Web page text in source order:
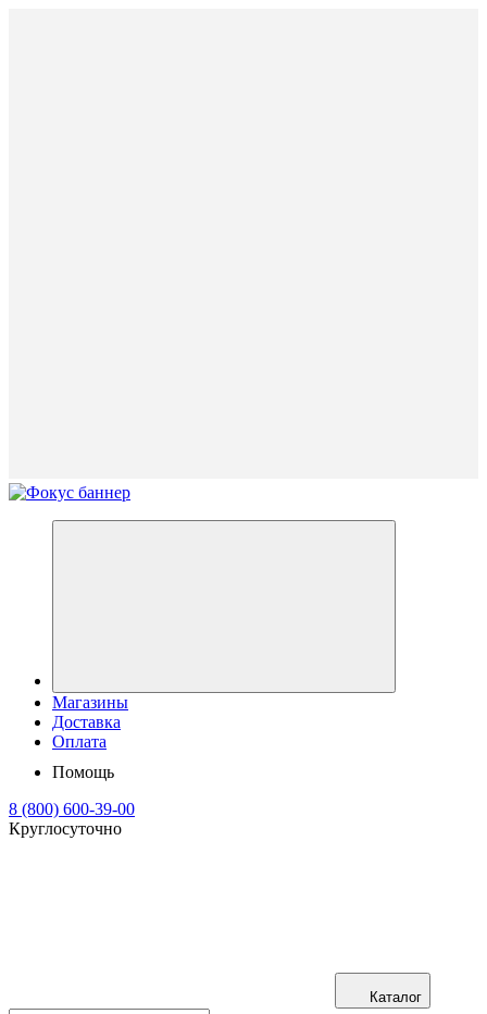
Магазины
Доставка
Оплата
Помощь
8 (800) 600-39-00
Круглосуточно
Каталог